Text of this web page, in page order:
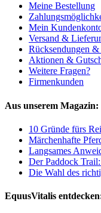
Meine Bestellung
Mein
Versand &
Rücksendungen
Aktionen &
Weitere Fragen?
Firmenkunden
Aus unserem Magazin:
10 Gründe fürs
Märchenhafte
Langsames
Der Paddock
Die Wahl des
EquusVitalis